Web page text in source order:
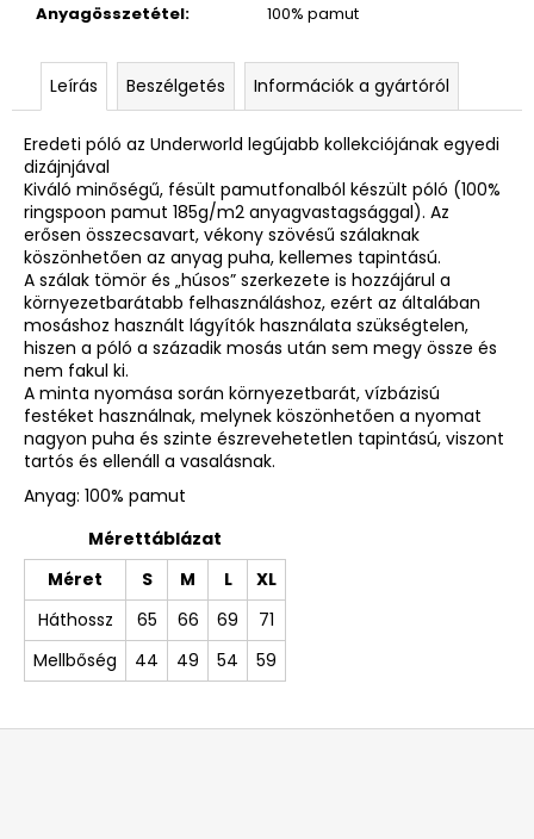
Anyagösszetétel: 100% pamut
Leírás Beszélgetés Információk a gyártóról
Eredeti póló az Underworld legújabb kollekciójának egyedi
dizájnjával
Kiváló minőségű, fésült pamutfonalból készült póló (100%
ringspoon pamut 185g/m2 anyagvastagsággal). Az
erősen összecsavart, vékony szövésű szálaknak
köszönhetően az anyag puha, kellemes tapintású.
A szálak tömör és „húsos” szerkezete is hozzájárul a
környezetbarátabb felhasználáshoz, ezért az általában
mosáshoz használt lágyítók használata szükségtelen,
hiszen a póló a századik mosás után sem megy össze és
nem fakul ki.
A minta nyomása során környezetbarát, vízbázisú
festéket használnak, melynek köszönhetően a nyomat
nagyon puha és szinte észrevehetetlen tapintású, viszont
tartós és ellenáll a vasalásnak.
Anyag: 100% pamut
Mérettáblázat
Méret
S M L
XL
Háthossz
65 66 69
71
Mellbőség
44 49 54 59
L